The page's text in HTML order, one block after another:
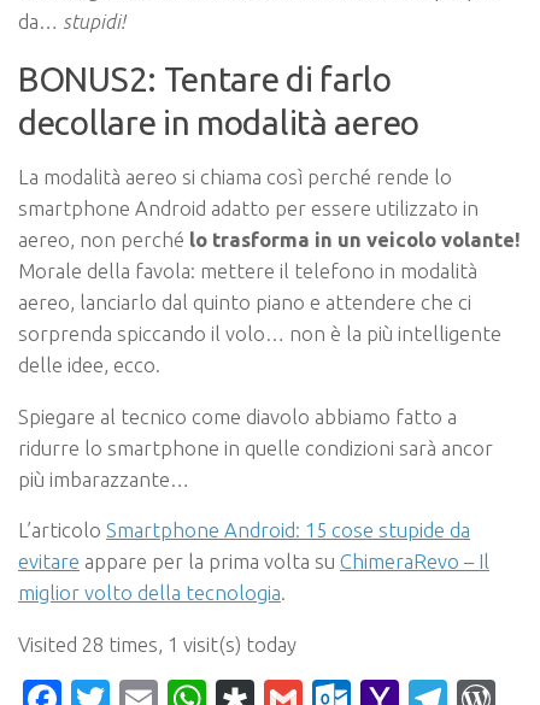
da… stupidi!
BONUS2: Tentare di farlo
decollare in modalità aereo
La modalità aereo si chiama così perché rende lo
smartphone Android adatto per essere utilizzato in
aereo, non perché lo trasforma in un veicolo volante!
Morale della favola: mettere il telefono in modalità
aereo, lanciarlo dal quinto piano e attendere che ci
sorprenda spiccando il volo… non è la più intelligente
delle idee, ecco.
Spiegare al tecnico come diavolo abbiamo fatto a
ridurre lo smartphone in quelle condizioni sarà ancor
più imbarazzante…
L’articolo Smartphone Android: 15 cose stupide da
evitare appare per la prima volta su ChimeraRevo – Il
miglior volto della tecnologia.
Visited 28 times, 1 visit(s) today